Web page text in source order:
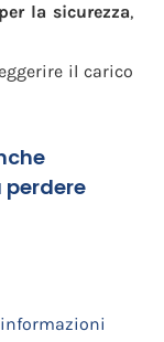
la sicurezza,
il carico
perdere